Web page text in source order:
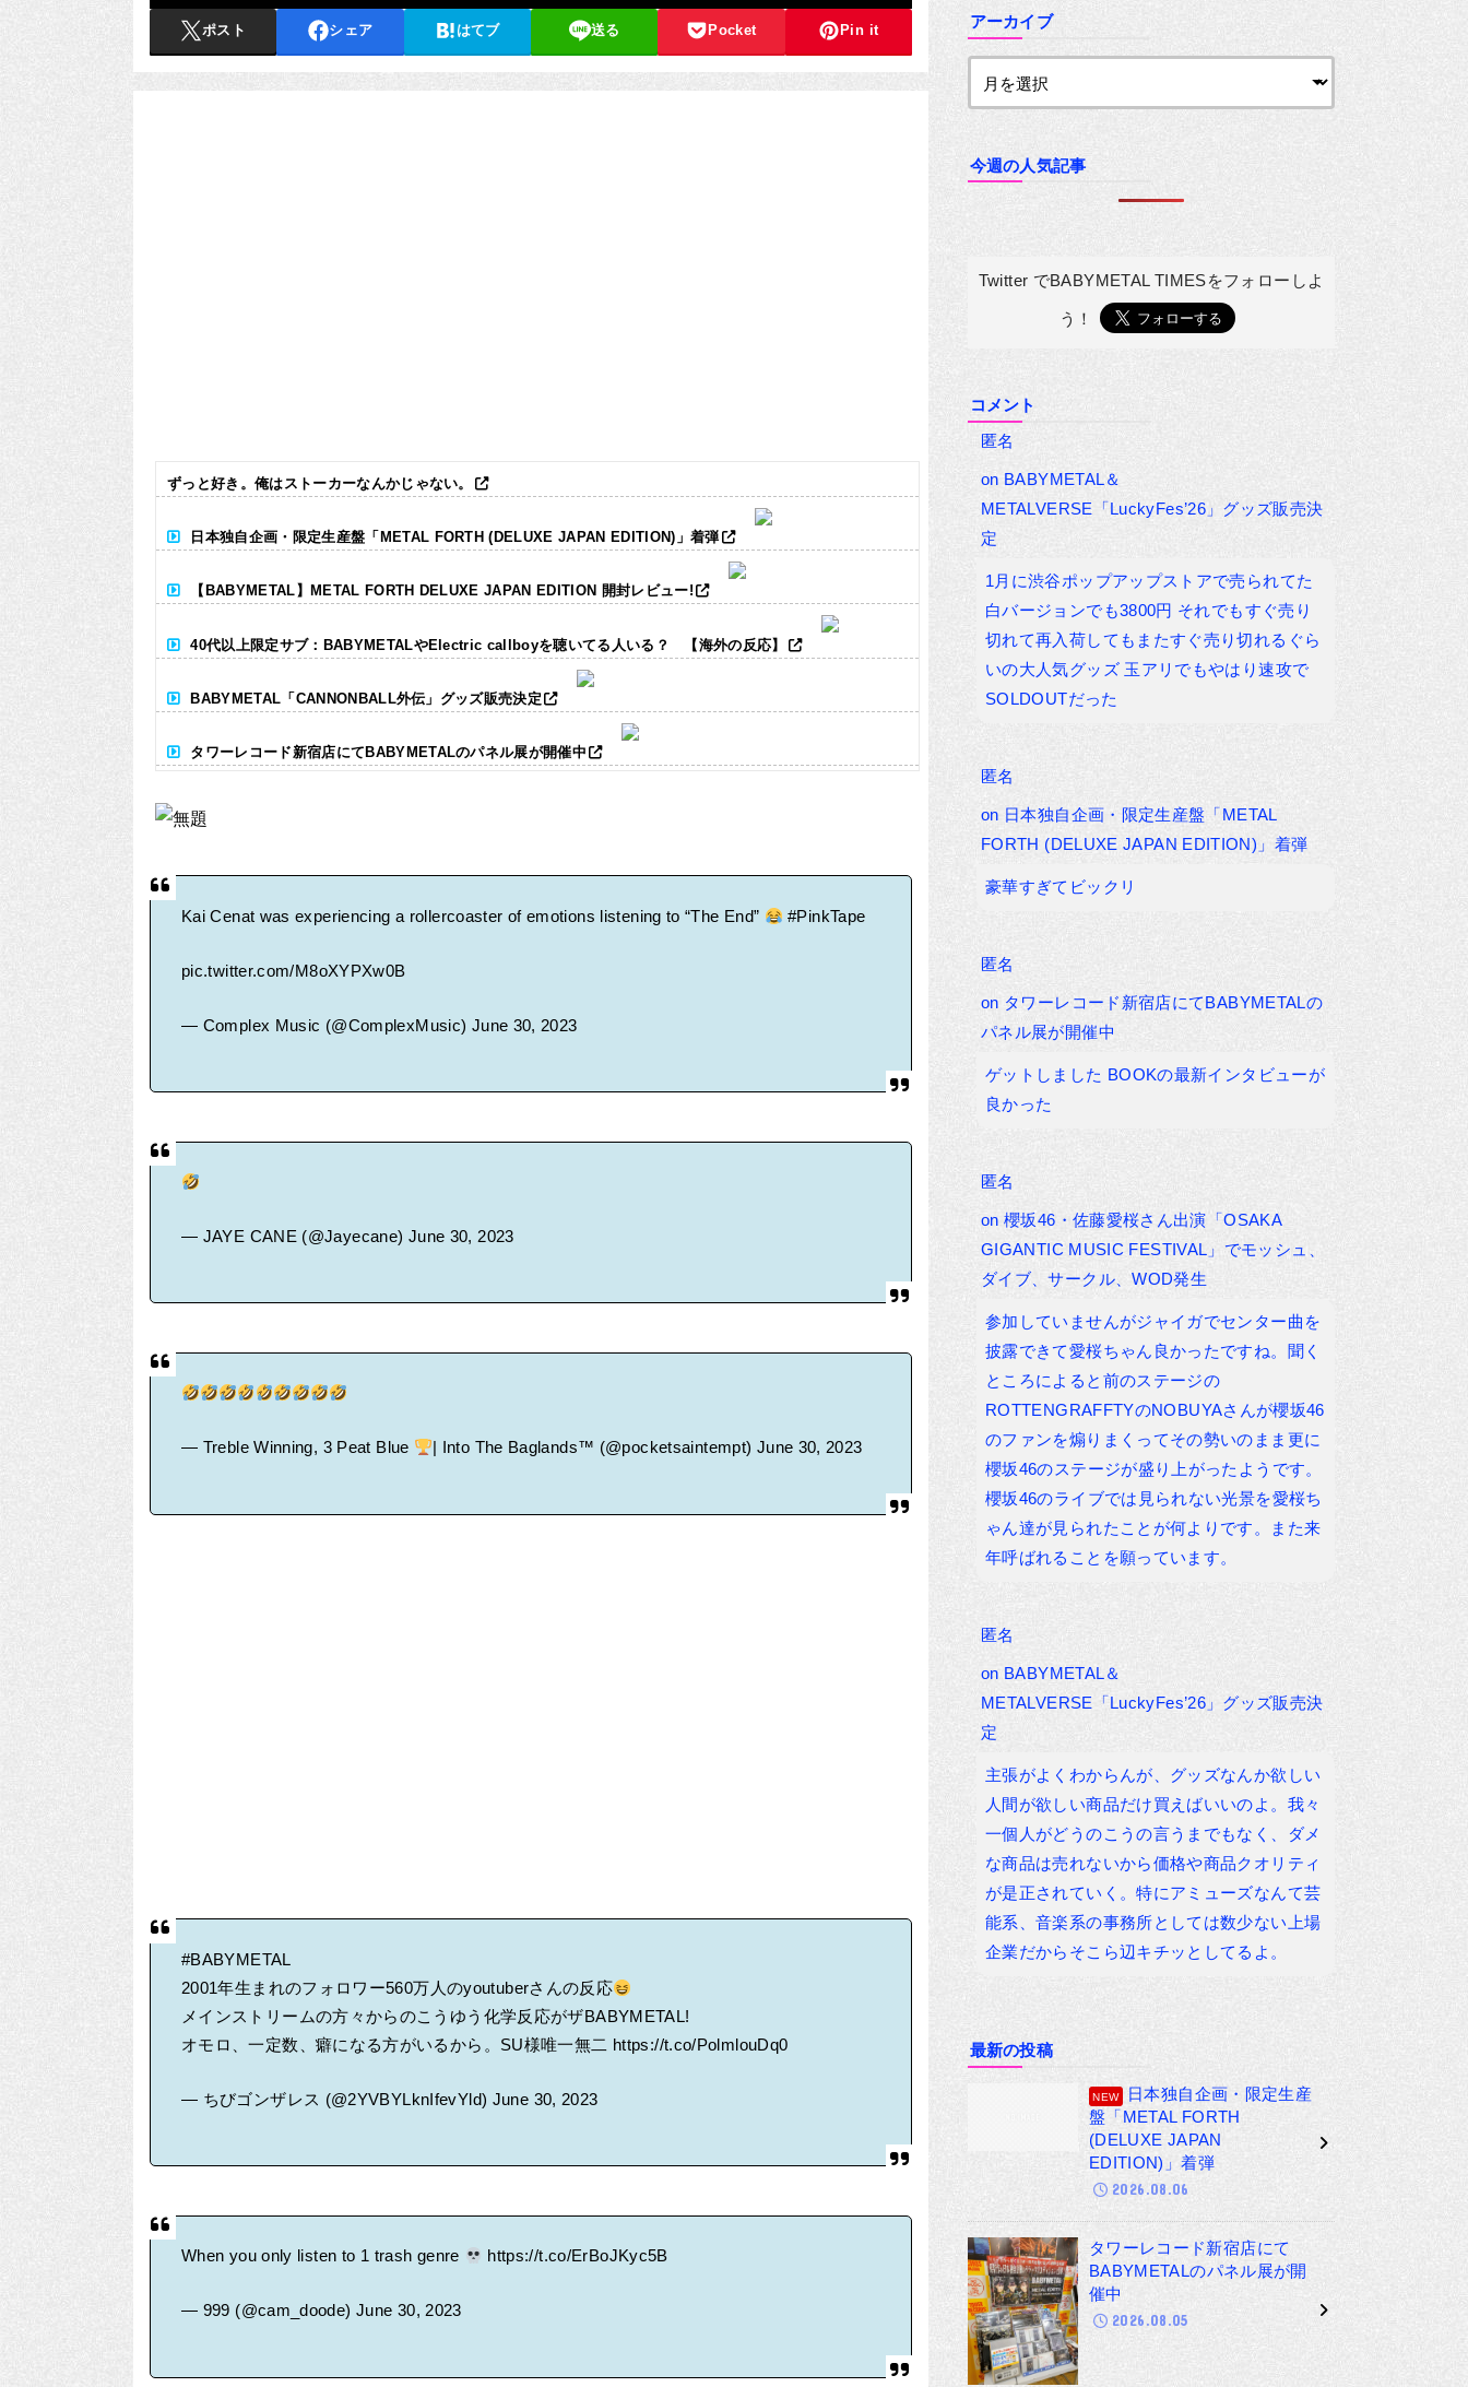
ポスト シェア はてブ 送る Pocket Pin it
ずっと好き。俺はストーカーなんかじゃない。
日本独自企画・限定生産盤「METAL FORTH (DELUXE JAPAN EDITION)」着弾
【BABYMETAL】METAL FORTH DELUXE JAPAN EDITION 開封レビュー!
40代以上限定サブ：BABYMETALやElectric callboyを聴いてる人いる？ 【海外の反応】
BABYMETAL「CANNONBALL外伝」グッズ販売決定
タワーレコード新宿店にてBABYMETALのパネル展が開催中
Kai Cenat was experiencing a rollercoaster of emotions listening to “The End” #PinkTape
pic.twitter.com/M8oXYPXw0B
— Complex Music (@ComplexMusic) June 30, 2023
— JAYE CANE (@Jayecane) June 30, 2023
— Treble Winning, 3 Peat Blue | Into The Baglands™ (@pocketsaintempt) June 30, 2023
#BABYMETAL
2001年生まれのフォロワー560万人のyoutuberさんの反応
メインストリームの方々からのこうゆう化学反応がザBABYMETAL!
オモロ、一定数、癖になる方がいるから。SU様唯一無二 https://t.co/PolmlouDq0
— ちびゴンザレス (@2YVBYLknIfevYld) June 30, 2023
When you only listen to 1 trash genre https://t.co/ErBoJKyc5B
— 999 (@cam_doode) June 30, 2023
アーカイブ
今週の人気記事
Twitter でBABYMETAL TIMESをフォローしよ
う！
コメント
匿名
on BABYMETAL＆
METALVERSE「LuckyFes’26」グッズ販売決
定
1月に渋谷ポップアップストアで売られてた
白バージョンでも3800円 それでもすぐ売り
切れて再入荷してもまたすぐ売り切れるぐら
いの大人気グッズ 玉アリでもやはり速攻で
SOLDOUTだった
匿名
on 日本独自企画・限定生産盤「METAL
FORTH (DELUXE JAPAN EDITION)」着弾
豪華すぎてビックリ
匿名
on タワーレコード新宿店にてBABYMETALの
パネル展が開催中
ゲットしました BOOKの最新インタビューが
良かった
匿名
on櫻坂46・佐藤愛桜さん出演「OSAKA
GIGANTIC MUSIC FESTIVAL」でモッシュ、
ダイブ、サークル、WOD発生
参加していませんがジャイガでセンター曲を
披露できて愛桜ちゃん良かったですね。聞く
ところによると前のステージの
ROTTENGRAFFTYのNOBUYAさんが櫻坂46
のファンを煽りまくってその勢いのまま更に
櫻坂46のステージが盛り上がったようです。
櫻坂46のライブでは見られない光景を愛桜ち
ゃん達が見られたことが何よりです。また来
年呼ばれることを願っています。
匿名
on BABYMETAL＆
METALVERSE「LuckyFes’26」グッズ販売決
定
主張がよくわからんが、グッズなんか欲しい
人間が欲しい商品だけ買えばいいのよ。我々
一個人がどうのこうの言うまでもなく、ダメ
な商品は売れないから価格や商品クオリティ
が是正されていく。特にアミューズなんて芸
能系、音楽系の事務所としては数少ない上場
企業だからそこら辺キチッとしてるよ。
最新の投稿
日本独自企画・限定生産
盤「METAL FORTH
(DELUXE JAPAN
EDITION)」着弾
2026.08.06
タワーレコード新宿店にて
BABYMETALのパネル展が開
催中
2026.08.05